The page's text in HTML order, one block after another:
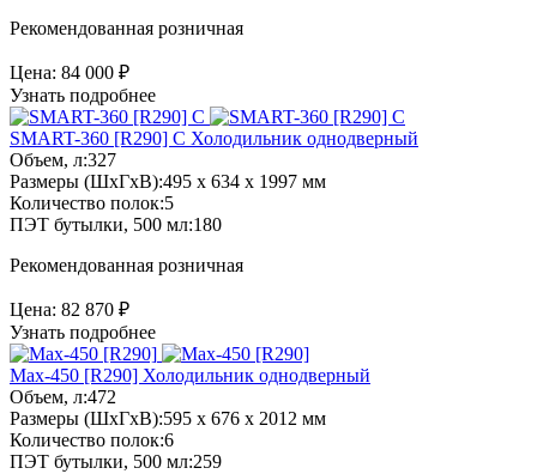
Рекомендованная розничная
Цена: 84 000 ₽
Узнать подробнее
SMART-360 [R290] C Холодильник однодверный
Объем, л:327
Размеры (ШхГхВ):495 x 634 x 1997 мм
Количество полок:5
ПЭТ бутылки, 500 мл:180
Рекомендованная розничная
Цена: 82 870 ₽
Узнать подробнее
Max-450 [R290] Холодильник однодверный
Объем, л:472
Размеры (ШхГхВ):595 x 676 x 2012 мм
Количество полок:6
ПЭТ бутылки, 500 мл:259